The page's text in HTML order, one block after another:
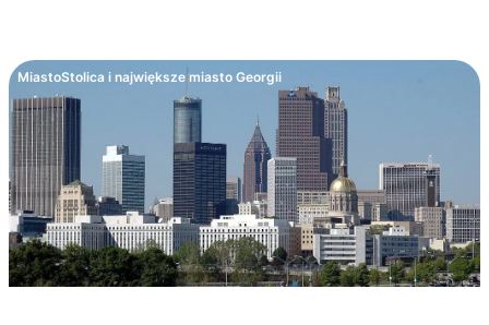
MiastoStolica i największe miasto Georgii